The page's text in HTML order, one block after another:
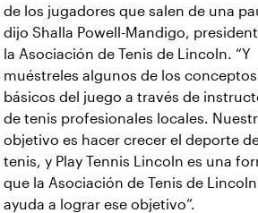
de los jugadores que salen de una
dijo Shalla Powell-Mandigo,
la Asociación de Tenis de Lincoln. “Y
muéstreles algunos de los conceptos
básicos del juego a través de
de tenis profesionales locales.
objetivo es hacer crecer el deporte
tenis, y Play Tennis Lincoln es una
que la Asociación de Tenis de Lincoln
ayuda a lograr ese objetivo”.